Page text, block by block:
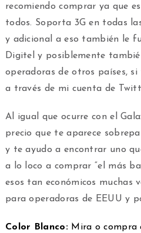
recomiendo comprar ya que
todos. Soporta 3G en todas
y adicional a eso también le
Digitel y posiblemente
operadoras de otros países,
a través de mi cuenta de
Al igual que ocurre con el
precio que te aparece
y te ayudo a encontrar uno
a lo loco a comprar “el más
esos tan económicos muchas
para operadoras de EEUU y
Color Blanco:Mira o compra